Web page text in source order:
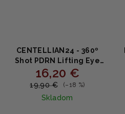
CENTELLIAN24 - 360º
Shot PDRN Lifting Eye
Cream - Liftingový očný
krém s PDRN 30ml
16,20 €
19,90 € (–18 %)
Skladom